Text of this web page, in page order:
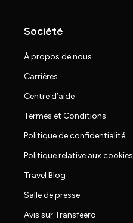
Société
À propos de nous
Carrières
Centre d’aide
Termes et Conditions
Politique de confidentialité
Politique relative aux cookies
Travel Blog
Salle de presse
Avis sur Transfeero